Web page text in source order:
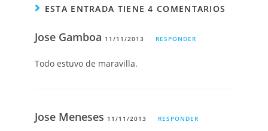
ESTA ENTRADA TIENE 4 COMENTARIOS
Jose Gamboa 11/11/2013 RESPONDER
Todo estuvo de maravilla.
Jose Meneses 11/11/2013 RESPONDER